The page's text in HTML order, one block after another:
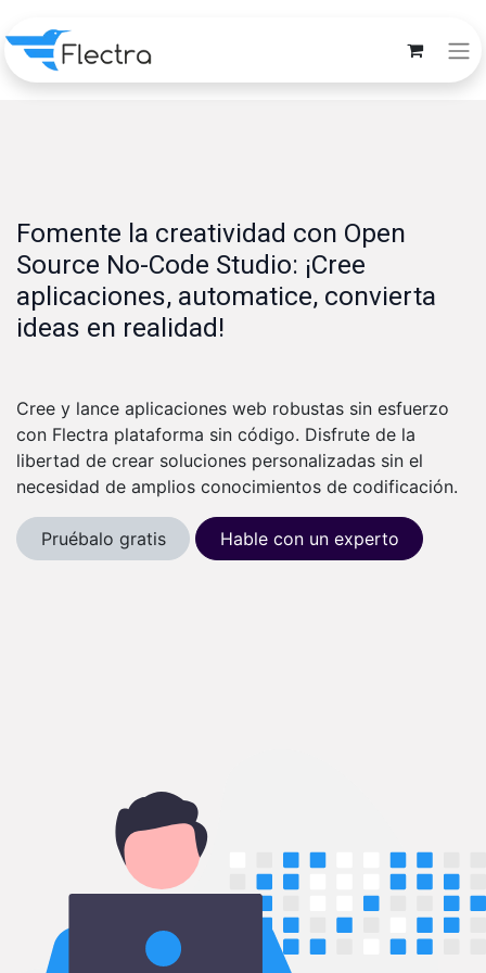
Fomente la creatividad con Open
Source No-Code Studio: ¡Cree
aplicaciones, automatice, convierta
ideas en realidad!
Cree y lance aplicaciones web robustas sin esfuerzo
con Flectra plataforma sin código. Disfrute de la
libertad de crear soluciones personalizadas sin el
necesidad de amplios conocimientos de codificación.
Pruébalo gratis Hable con un experto